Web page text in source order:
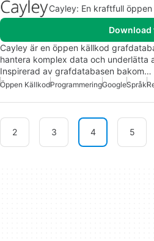
Cayley: En kraftfull
Download
Cayley är en öppen källkod
hantera komplex data och underlätta
Inspirerad av grafdatabasen bakom…
Öppen KällkodProgrammeringGoogleSpråk
2 3 4 5